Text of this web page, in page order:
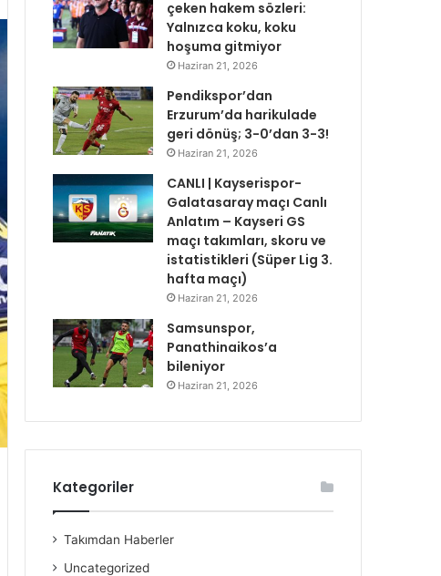
çeken hakem sözleri:
Yalnızca koku, koku
hoşuma gitmiyor
Haziran 21, 2026
Pendikspor’dan
Erzurum’da harikulade
geri dönüş; 3-0’dan 3-3!
Haziran 21, 2026
CANLI | Kayserispor-
Galatasaray maçı Canlı
Anlatım – Kayseri GS
maçı takımları, skoru ve
istatistikleri (Süper Lig 3.
hafta maçı)
Haziran 21, 2026
Samsunspor,
Panathinaikos’a
bileniyor
Haziran 21, 2026
Kategoriler
Takımdan Haberler
Uncategorized